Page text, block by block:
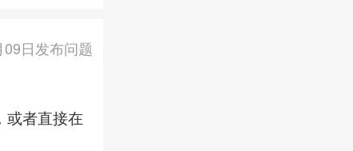
09日发布问题
或者直接在